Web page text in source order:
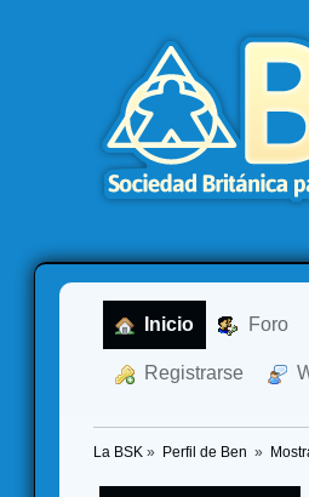
Inicio Foro
Registrarse
La BSK » Perfil de Ben »